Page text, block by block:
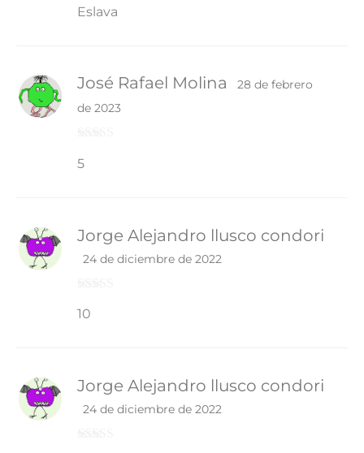
Eslava
5de 5
José Rafael Molina
28 de febrero
de 2023
5
5de 5
Jorge Alejandro llusco condori
24 de diciembre de 2022
10
Jorge Alejandro llusco condori
24 de diciembre de 2022